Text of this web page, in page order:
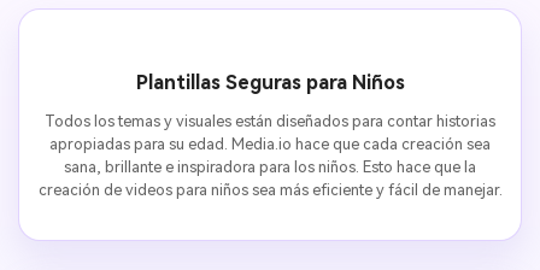
Plantillas Seguras para Niños
Todos los temas y visuales están diseñados para contar historias
apropiadas para su edad. Media.io hace que cada creación sea
sana, brillante e inspiradora para los niños. Esto hace que la
creación de videos para niños sea más eficiente y fácil de manejar.